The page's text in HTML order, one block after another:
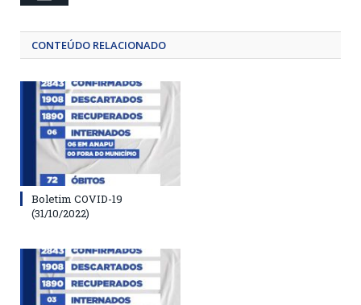
CONTEÚDO RELACIONADO
Boletim COVID-19
(31/10/2022)